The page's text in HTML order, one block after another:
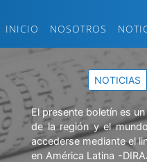
INICIO NOSOTROS
NOTICIAS
El presente boletín es
de la región y el
accederse mediante el
en América Latina -